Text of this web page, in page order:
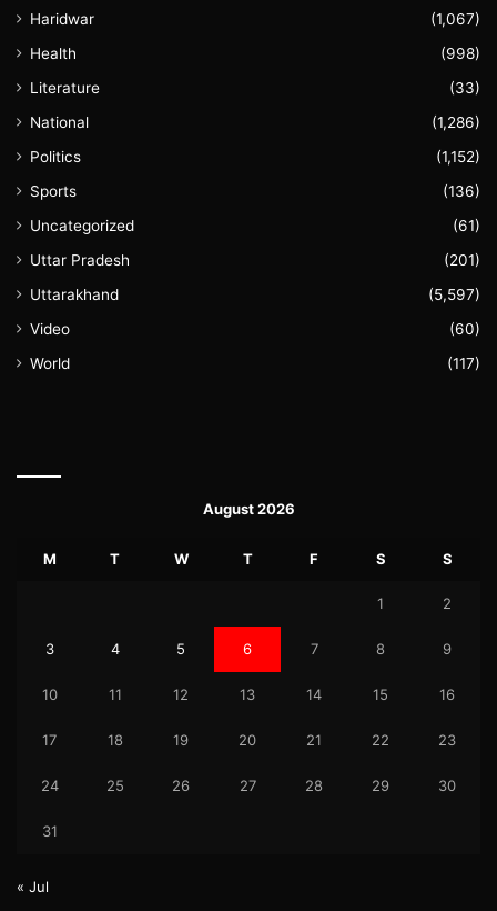
Haridwar
(1,067)
Health
(998)
Literature
(33)
National
(1,286)
Politics
(1,152)
Sports
(136)
Uncategorized
(61)
Uttar Pradesh
(201)
Uttarakhand
(5,597)
Video
(60)
World
(117)
August 2026
M T W T F S S
1 2
3 4 5 6 7 8 9
10 11 12 13 14 15 16
17 18 19 20 21 22 23
24 25 26 27 28 29 30
31
« Jul